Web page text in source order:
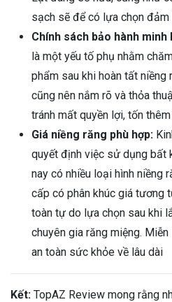
sạch sẽ để có lựa chọn đảm
Chính sách bảo hành minh
là một yếu tố phụ nhằm
phẩm sau khi hoàn tất niềng
cũng nên nắm rõ và thỏa
tránh mất quyền lợi, tốn
Giá niềng răng phù hợp:
quyết định việc sử dụng bất
nay có nhiều loại hình niềng
cấp có phân khúc giá tương
toàn tự do lựa chọn sau khi
chuyên gia răng miệng.
an toàn sức khỏe về lâu dài
Kết: TopAZ Review mong rằng